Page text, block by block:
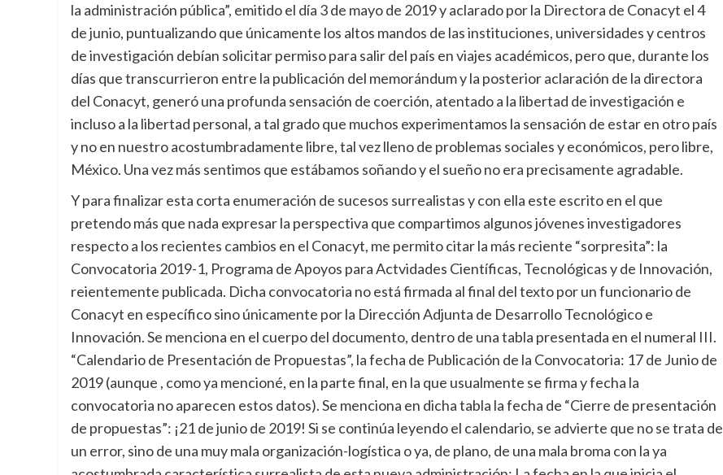
la administración pública”, emitido el día 3 de mayo de 2019 y aclarado por la Directora de Conacyt el 4
de junio, puntualizando que únicamente los altos mandos de las instituciones, universidades y centros
de investigación debían solicitar permiso para salir del país en viajes académicos, pero que, durante los
días que transcurrieron entre la publicación del memorándum y la posterior aclaración de la directora
del Conacyt, generó una profunda sensación de coerción, atentado a la libertad de investigación e
incluso a la libertad personal, a tal grado que muchos experimentamos la sensación de estar en otro país
y no en nuestro acostumbradamente libre, tal vez lleno de problemas sociales y económicos, pero libre,
México. Una vez más sentimos que estábamos soñando y el sueño no era precisamente agradable.
Y para finalizar esta corta enumeración de sucesos surrealistas y con ella este escrito en el que
pretendo más que nada expresar la perspectiva que compartimos algunos jóvenes investigadores
respecto a los recientes cambios en el Conacyt, me permito citar la más reciente “sorpresita”: la
Convocatoria 2019-1, Programa de Apoyos para Actvidades Científicas, Tecnológicas y de Innovación,
reientemente publicada. Dicha convocatoria no está firmada al final del texto por un funcionario de
Conacyt en específico sino únicamente por la Dirección Adjunta de Desarrollo Tecnológico e
Innovación. Se menciona en el cuerpo del documento, dentro de una tabla presentada en el numeral III.
“Calendario de Presentación de Propuestas”, la fecha de Publicación de la Convocatoria: 17 de Junio de
2019 (aunque , como ya mencioné, en la parte final, en la que usualmente se firma y fecha la
convocatoria no aparecen estos datos). Se menciona en dicha tabla la fecha de “Cierre de presentación
de propuestas”: ¡21 de junio de 2019! Si se continúa leyendo el calendario, se advierte que no se trata de
un error, sino de una muy mala organización-logística o ya, de plano, de una mala broma con la ya